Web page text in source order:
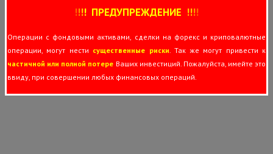
!!!! ПРЕДУПРЕЖДЕНИЕ !!!!
Операции с фондовыми активами, сделки на форекс и криповалютные
операции, могут нести существенные риски . Так же могут привести к
частичной или полной потере Ваших инвестиций. Пожалуйста, имейте это
ввиду, при совершении любых финансовых операций.